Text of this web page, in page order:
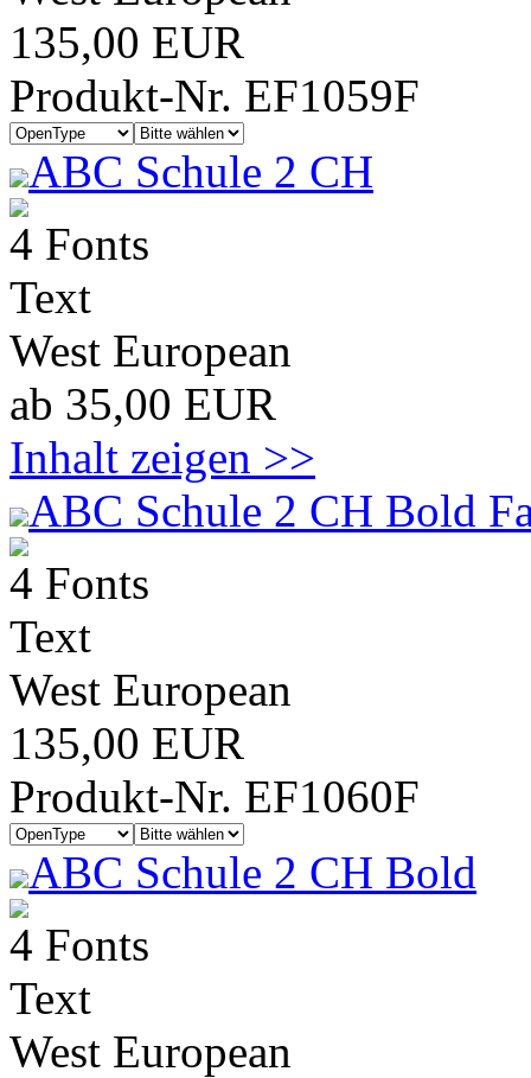
135,00 EUR
Produkt-Nr. EF1059F
ABC Schule 2 CH
4 Fonts
Text
West European
ab 35,00 EUR
Inhalt zeigen >>
ABC Schule 2 CH Bold
4 Fonts
Text
West European
135,00 EUR
Produkt-Nr. EF1060F
ABC Schule 2 CH Bold
4 Fonts
Text
West European